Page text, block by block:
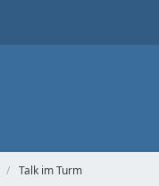
Talk im Turm